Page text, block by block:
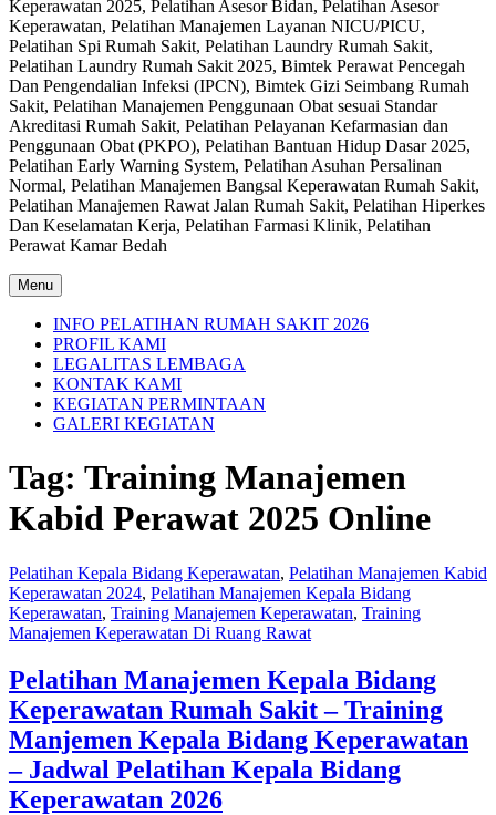
Keperawatan 2025, Pelatihan Asesor Bidan, Pelatihan Asesor
Keperawatan, Pelatihan Manajemen Layanan NICU/PICU,
Pelatihan Spi Rumah Sakit, Pelatihan Laundry Rumah Sakit,
Pelatihan Laundry Rumah Sakit 2025, Bimtek Perawat Pencegah
Dan Pengendalian Infeksi (IPCN), Bimtek Gizi Seimbang Rumah
Sakit, Pelatihan Manajemen Penggunaan Obat sesuai Standar
Akreditasi Rumah Sakit, Pelatihan Pelayanan Kefarmasian dan
Penggunaan Obat (PKPO), Pelatihan Bantuan Hidup Dasar 2025,
Pelatihan Early Warning System, Pelatihan Asuhan Persalinan
Normal, Pelatihan Manajemen Bangsal Keperawatan Rumah Sakit,
Pelatihan Manajemen Rawat Jalan Rumah Sakit, Pelatihan Hiperkes
Dan Keselamatan Kerja, Pelatihan Farmasi Klinik, Pelatihan
Perawat Kamar Bedah
Menu
INFO PELATIHAN RUMAH SAKIT 2026
PROFIL KAMI
LEGALITAS LEMBAGA
KONTAK KAMI
KEGIATAN PERMINTAAN
GALERI KEGIATAN
Tag: Training Manajemen
Kabid Perawat 2025 Online
Pelatihan Kepala Bidang Keperawatan, Pelatihan Manajemen Kabid
Keperawatan 2024, Pelatihan Manajemen Kepala Bidang
Keperawatan, Training Manajemen Keperawatan, Training
Manajemen Keperawatan Di Ruang Rawat
Pelatihan Manajemen Kepala Bidang
Keperawatan Rumah Sakit – Training
Manjemen Kepala Bidang Keperawatan
– Jadwal Pelatihan Kepala Bidang
Keperawatan 2026